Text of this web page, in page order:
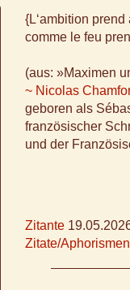
{L‘ambition
comme le feu
(aus: »Maximen
~ Nicolas
geboren als
französischer
und der
Zitante
Zitate/